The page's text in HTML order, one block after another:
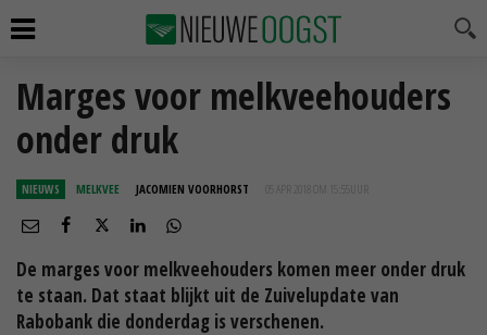
Marges voor melkveehouders
onder druk
NIEUWS MELKVEE JACOMIEN VOORHORST 05 APR 2018 OM 15:55
De marges voor melkveehouders komen meer onder druk
te staan. Dat staat blijkt uit de Zuivelupdate van
Rabobank die donderdag is verschenen.